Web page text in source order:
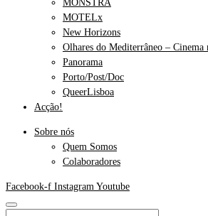
MONSTRA
MOTELx
New Horizons
Olhares do Mediterrâneo – Cinema
Panorama
Porto/Post/Doc
QueerLisboa
Acção!
Sobre nós
Quem Somos
Colaboradores
Facebook-f Instagram Youtube